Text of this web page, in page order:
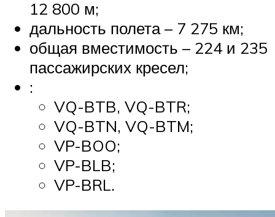
12 800 м;
дальность полета – 7 275 км;
общая вместимость – 224 и 235
пассажирских кресел;
:
VQ-BTB, VQ-BTR;
VQ-BTN, VQ-BTM;
VP-BOO;
VP-BLB;
VP-BRL.